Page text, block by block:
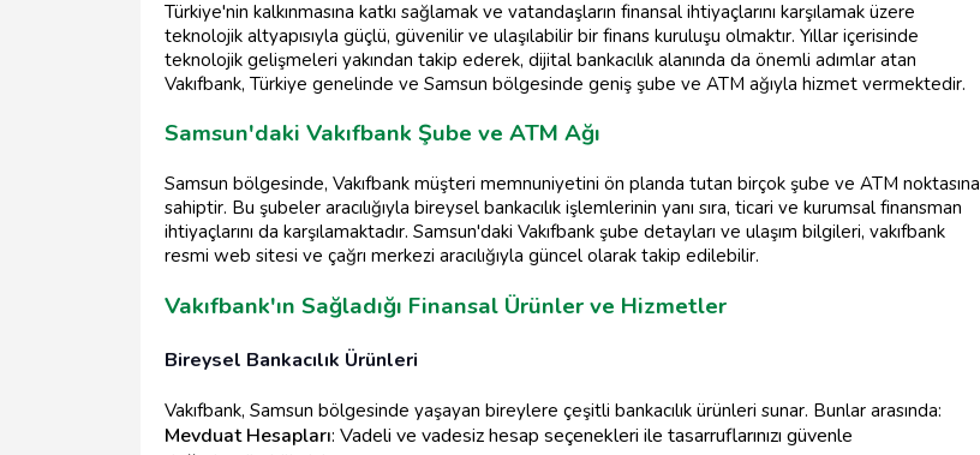
Türkiye'nin kalkınmasına katkı sağlamak ve vatandaşların finansal ihtiyaçlarını karşılamak üzere
teknolojik altyapısıyla güçlü, güvenilir ve ulaşılabilir bir finans kuruluşu olmaktır. Yıllar içerisinde
teknolojik gelişmeleri yakından takip ederek, dijital bankacılık alanında da önemli adımlar atan
Vakıfbank, Türkiye genelinde ve Samsun bölgesinde geniş şube ve ATM ağıyla hizmet vermektedir.
Samsun'daki Vakıfbank Şube ve ATM Ağı
Samsun bölgesinde, Vakıfbank müşteri memnuniyetini ön planda tutan birçok şube ve ATM noktasına
sahiptir. Bu şubeler aracılığıyla bireysel bankacılık işlemlerinin yanı sıra, ticari ve kurumsal finansman
ihtiyaçlarını da karşılamaktadır. Samsun'daki Vakıfbank şube detayları ve ulaşım bilgileri, vakıfbank
resmi web sitesi ve çağrı merkezi aracılığıyla güncel olarak takip edilebilir.
Vakıfbank'ın Sağladığı Finansal Ürünler ve Hizmetler
Bireysel Bankacılık Ürünleri
Vakıfbank, Samsun bölgesinde yaşayan bireylere çeşitli bankacılık ürünleri sunar. Bunlar arasında:
Mevduat Hesapları: Vadeli ve vadesiz hesap seçenekleri ile tasarruflarınızı güvenle